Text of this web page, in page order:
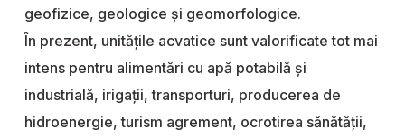
geofizice, geologice şi geomorfologice.
În prezent, unităţile acvatice sunt valorificate tot mai
intens pentru alimentări cu apă potabilă şi
industrială, irigaţii, transporturi, producerea de
hidroenergie, turism agrement, ocrotirea sănătății,